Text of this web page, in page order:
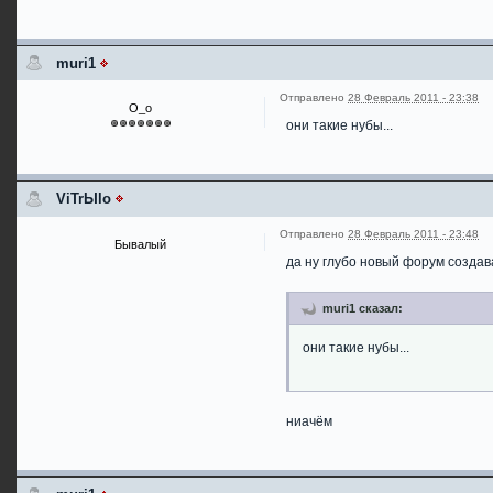
muri1
О_о
Отправлено 28 Февраль 2011 - 23:38
они такие нубы...
ViTrЫlo
Бывалый
Отправлено 28 Февраль 2011 - 23:48
да ну глубо новый форум
muri1 сказал:
они такие нубы...
ниачём